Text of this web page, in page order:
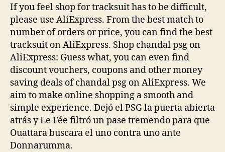
If you feel shop for tracksuit has to be difficult,
please use AliExpress. From the best match to
number of orders or price, you can find the best
tracksuit on AliExpress. Shop chandal psg on
AliExpress: Guess what, you can even find
discount vouchers, coupons and other money
saving deals of chandal psg on AliExpress. We
aim to make online shopping a smooth and
simple experience. Dejó el PSG la puerta abierta
atrás y Le Fée filtró un pase tremendo para que
Ouattara buscara el uno contra uno ante
Donnarumma.